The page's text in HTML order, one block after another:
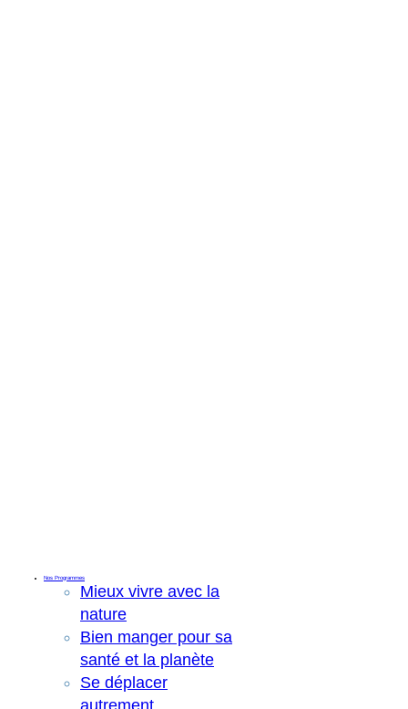
Nos Programmes
Mieux vivre avec la
nature
Bien manger pour sa
santé et la planète
Se déplacer
autrement